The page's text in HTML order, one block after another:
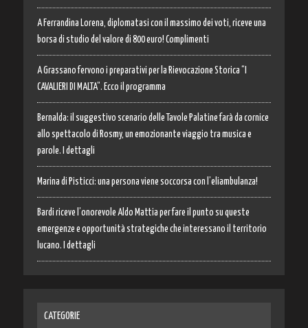
A Ferrandina Lorena, diplomatasi con il massimo dei voti, riceve una
borsa di studio del valore di 800 euro! Complimenti
A Grassano fervono i preparativi per la Rievocazione Storica “I
CAVALIERI DI MALTA”. Ecco il programma
Bernalda: il suggestivo scenario delle Tavole Palatine farà da cornice
allo spettacolo di Rosmy, un emozionante viaggio tra musica e
parole. I dettagli
Marina di Pisticci: una persona viene soccorsa con l’eliambulanza!
Bardi riceve l’onorevole Aldo Mattia per fare il punto su queste
emergenze e opportunità strategiche che interessano il territorio
lucano. I dettagli
CATEGORIE